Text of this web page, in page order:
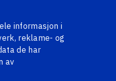
informasjon i
reklame- og
de har
av